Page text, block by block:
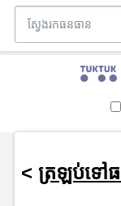
< ត្រឡប់ទៅ